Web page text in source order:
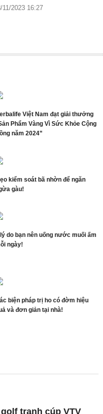
11/2023 16:27
Việt Nam đạt giải thưởng
Phẩm Vàng Vì Sức Khỏe Cộng
năm 2024”
kiểm soát bã nhờn để ngăn
gàu!
do bạn nên uống nước muối ấm
ngày!
biện pháp trị ho có đờm hiệu
và đơn giản tại nhà!
tranh cúp VTV